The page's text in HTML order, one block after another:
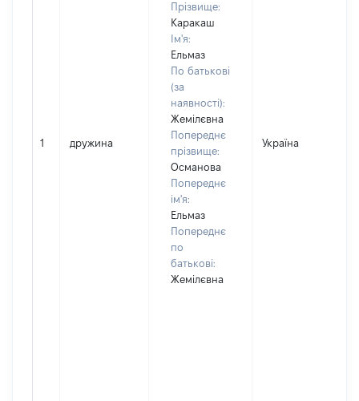
1 дружина
Прізвище:
Каракаш
Ім'я:
Ельмаз
По батькові
(за
наявності):
Жемілєвна
Попереднє
прізвище:
Османова
Попереднє
ім'я:
Ельмаз
Попереднє
по
батькові:
Жемілєвна
Україна